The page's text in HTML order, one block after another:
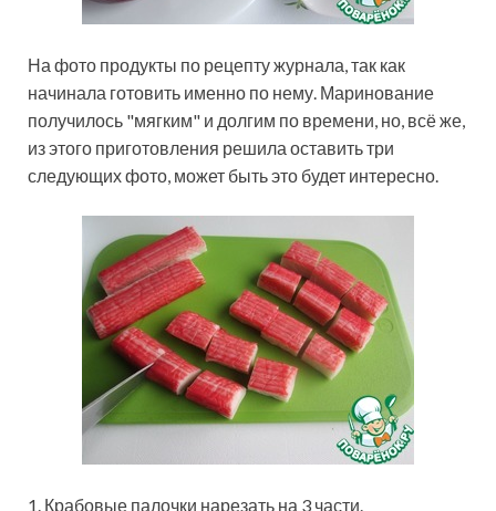
На фото продукты по рецепту журнала, так как
начинала готовить именно по нему. Маринование
получилось "мягким" и долгим по времени, но, всё же,
из этого приготовления решила оставить три
следующих фото, может быть это будет интересно.
1. Крабовые палочки нарезать на 3 части.